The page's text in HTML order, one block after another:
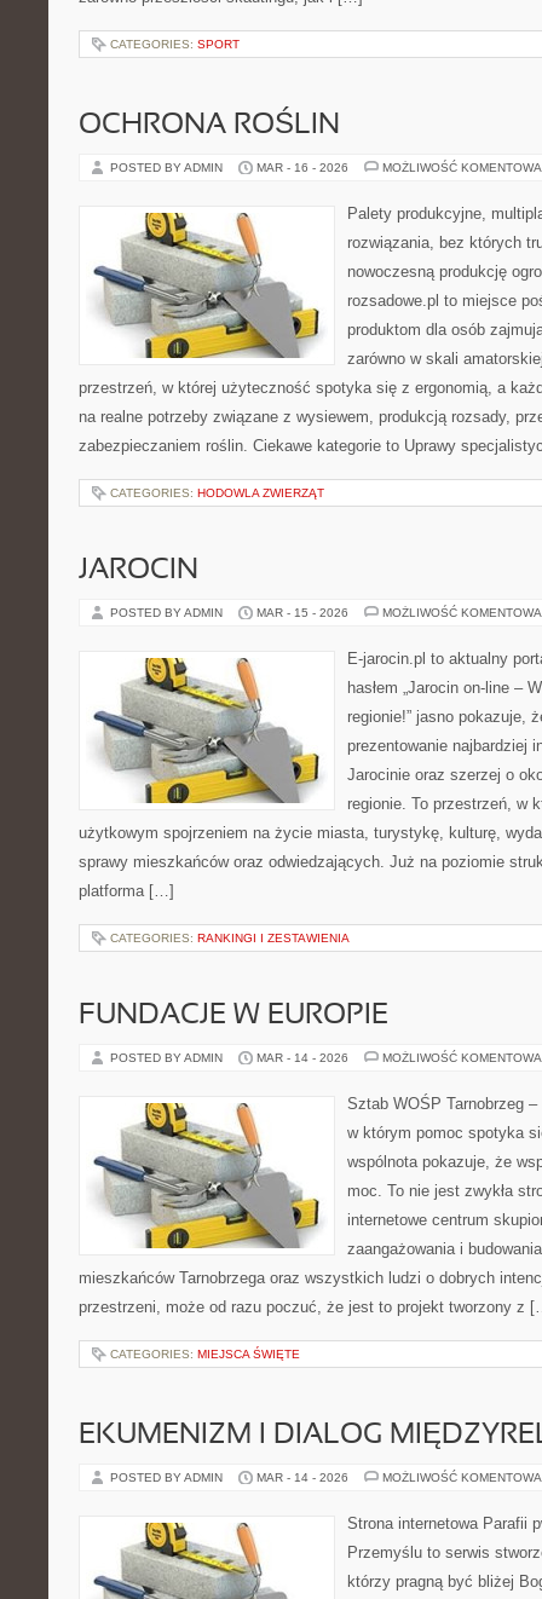
CATEGORIES: SPORT
OCHRONA ROŚLIN
POSTED BY ADMIN MAR - 16 - 2026 MOŻLIWOŚĆ
Palety produkcyjne,
rozwiązania, bez których
nowoczesną produkcję
rozsadowe.pl to miejsce
produktom dla osób
zarówno w skali
przestrzeń, w której użyteczność spotyka się z ergonomią, a
na realne potrzeby związane z wysiewem, produkcją rozsady,
zabezpieczaniem roślin. Ciekawe kategorie to Uprawy
CATEGORIES: HODOWLA ZWIERZĄT
JAROCIN
POSTED BY ADMIN MAR - 15 - 2026 MOŻLIWOŚĆ
E-jarocin.pl to aktualny
hasłem „Jarocin on-line –
regionie!” jasno pokazuje,
prezentowanie najbardziej
Jarocinie oraz szerzej o
regionie. To przestrzeń, w
użytkowym spojrzeniem na życie miasta, turystykę, kulturę,
sprawy mieszkańców oraz odwiedzających. Już na poziomie
platforma […]
CATEGORIES: RANKINGI I ZESTAWIENIA
FUNDACJE W EUROPIE
POSTED BY ADMIN MAR - 14 - 2026 MOŻLIWOŚĆ
Sztab WOŚP Tarnobrzeg
w którym pomoc spotyka
wspólnota pokazuje, że
moc. To nie jest zwykła
internetowe centrum
zaangażowania i
mieszkańców Tarnobrzega oraz wszystkich ludzi o dobrych
przestrzeni, może od razu poczuć, że jest to projekt tworzony z
CATEGORIES: MIEJSCA ŚWIĘTE
EKUMENIZM I DIALOG
POSTED BY ADMIN MAR - 14 - 2026 MOŻLIWOŚĆ
Strona internetowa Parafii
Przemyślu to serwis
którzy pragną być bliżej